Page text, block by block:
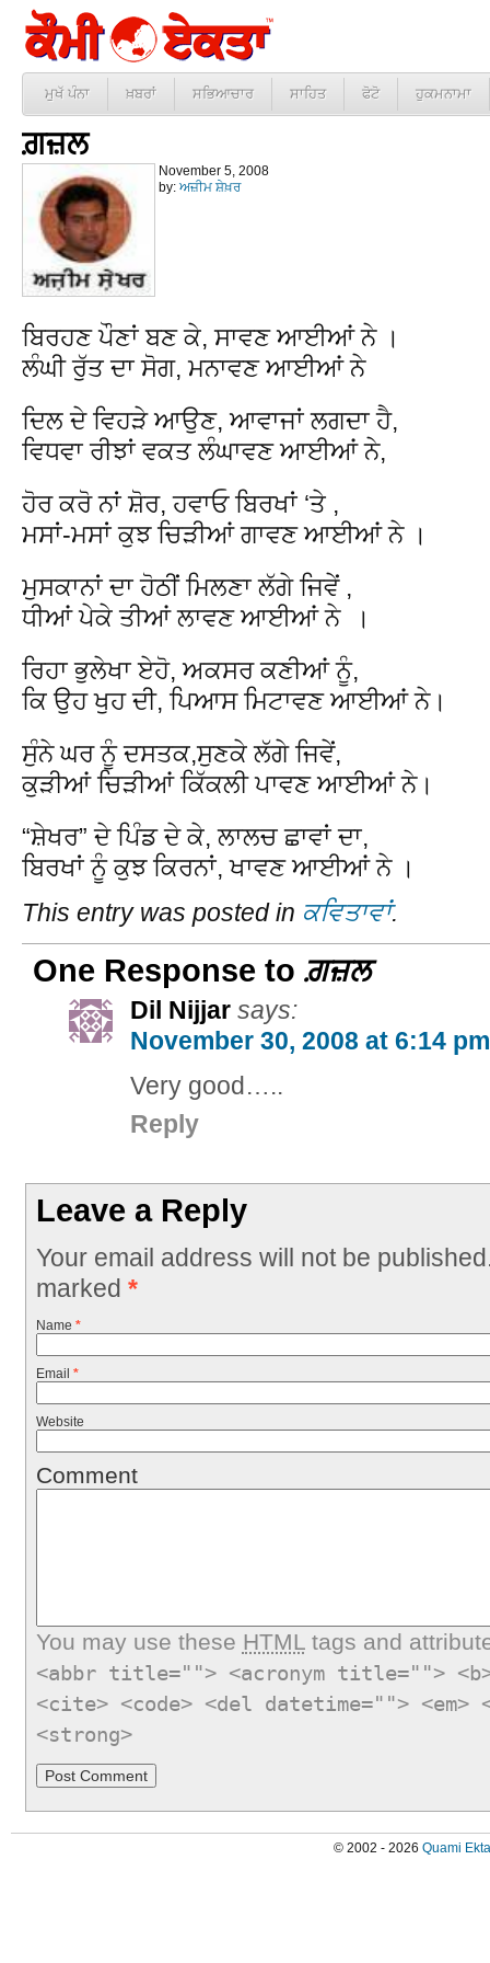
ਮੁਖੱ ਪੰਨਾ ਖ਼ਬਰਾਂ ਸਭਿਆਚਾਰ ਸਾਹਿਤ ਫੋਟੋ ਹੁਕਮਨਾਮਾ
ਗ਼ਜ਼ਲ
November 5, 2008
by: ਅਜ਼ੀਮ ਸ਼ੇਖ਼ਰ
ਬਿਰਹਣ ਪੌਣਾਂ ਬਣ ਕੇ, ਸਾਵਣ ਆਈਆਂ ਨੇ ।
ਲੰਘੀ ਰੁੱਤ ਦਾ ਸੋਗ, ਮਨਾਵਣ ਆਈਆਂ ਨੇ
ਦਿਲ ਦੇ ਵਿਹੜੇ ਆਉਣ, ਆਵਾਜਾਂ ਲਗਦਾ ਹੈ,
ਵਿਧਵਾ ਰੀਝਾਂ ਵਕਤ ਲੰਘਾਵਣ ਆਈਆਂ ਨੇ,
ਹੋਰ ਕਰੋ ਨਾਂ ਸ਼ੋਰ, ਹਵਾਓ ਬਿਰਖਾਂ ‘ਤੇ ,
ਮਸਾਂ-ਮਸਾਂ ਕੁਝ ਚਿੜੀਆਂ ਗਾਵਣ ਆਈਆਂ ਨੇ ।
ਮੁਸਕਾਨਾਂ ਦਾ ਹੋਠੀਂ ਮਿਲਣਾ ਲੱਗੇ ਜਿਵੇਂ ,
ਧੀਆਂ ਪੇਕੇ ਤੀਆਂ ਲਾਵਣ ਆਈਆਂ ਨੇ ।
ਰਿਹਾ ਭੁਲੇਖਾ ਏਹੋ, ਅਕਸਰ ਕਣੀਆਂ ਨੂੰ,
ਕਿ ਉਹ ਖੁਹ ਦੀ, ਪਿਆਸ ਮਿਟਾਵਣ ਆਈਆਂ ਨੇ।
ਸੁੰਨੇ ਘਰ ਨੂੰ ਦਸਤਕ,ਸੁਣਕੇ ਲੱਗੇ ਜਿਵੇਂ,
ਕੁੜੀਆਂ ਚਿੜੀਆਂ ਕਿੱਕਲੀ ਪਾਵਣ ਆਈਆਂ ਨੇ।
“ਸ਼ੇਖਰ” ਦੇ ਪਿੰਡ ਦੇ ਕੇ, ਲਾਲਚ ਛਾਵਾਂ ਦਾ,
ਬਿਰਖਾਂ ਨੂੰ ਕੁਝ ਕਿਰਨਾਂ, ਖਾਵਣ ਆਈਆਂ ਨੇ ।
This entry was posted in ਕਵਿਤਾਵਾਂ.
One Response to ਗ਼ਜ਼ਲ
Dil Nijjar says:
November 30, 2008 at 6:14 pm
Very good…..
Reply
Leave a Reply
Your email address will not be
marked *
Name *
Email *
Website
Comment
You may use these HTMLtags and
<abbr title=""> <acronym title="">
<cite> <code> <del datetime="">
<strong>
© 2002 - 2026 Quami